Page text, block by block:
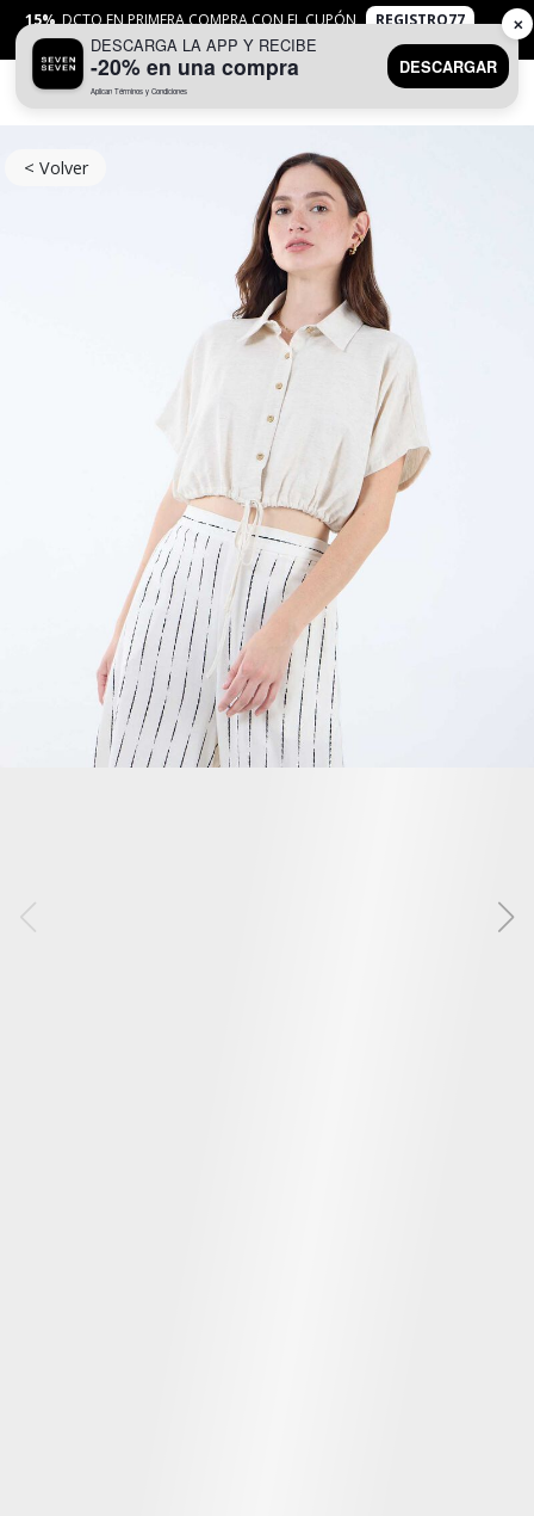
15% DCTO EN PRIMERA COMPRA CON EL CUPÓN
REGISTRO77
APLICANTYC
< Volver
DESCARGA LA APP Y RECIBE
-20% en una compra
Aplican Términos y Condiciones
DESCARGAR
✕